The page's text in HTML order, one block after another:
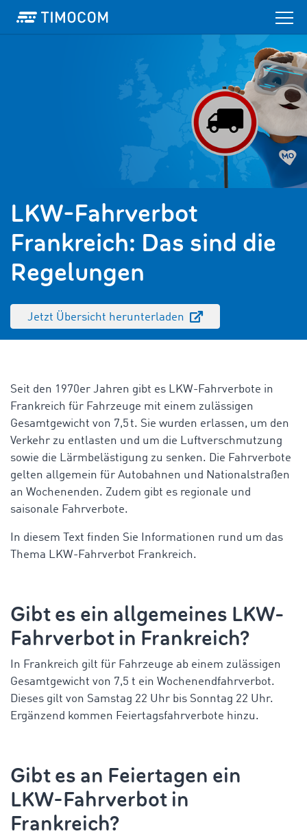
LKW-Fahrverbot
Frankreich: Das sind die
Regelungen
Jetzt Übersicht herunterladen
Seit den 1970er Jahren gibt es LKW-Fahrverbote in
Frankreich für Fahrzeuge mit einem zulässigen
Gesamtgewicht von 7,5 t. Sie wurden erlassen, um den
Verkehr zu entlasten und um die Luftverschmutzung
sowie die Lärmbelästigung zu senken. Die Fahrverbote
gelten allgemein für Autobahnen und Nationalstraßen
an Wochenenden. Zudem gibt es regionale und
saisonale Fahrverbote.
In diesem Text finden Sie Informationen rund um das
Thema LKW-Fahrverbot Frankreich.
Gibt es ein allgemeines LKW-
Fahrverbot in Frankreich?
In Frankreich gilt für Fahrzeuge ab einem zulässigen
Gesamtgewicht von 7,5 t ein Wochenendfahrverbot.
Dieses gilt von Samstag 22 Uhr bis Sonntag 22 Uhr.
Ergänzend kommen Feiertagsfahrverbote hinzu.
Gibt es an Feiertagen ein
LKW-Fahrverbot in
Frankreich?